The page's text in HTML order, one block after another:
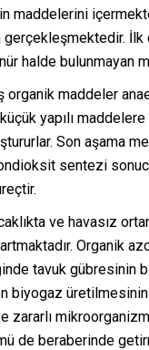
maddelerini
İlk
halde
organik maddeler
yapılı
Son aşama
sentezi
ve havasız
Organik
tavuk
biyogaz
zararlı
de beraberinde